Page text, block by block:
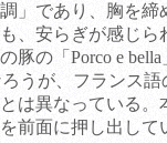
」であり、胸を
、安らぎが感じら
豚の「Porco e
うが、フランス
は異なっている。
前面に押し出し